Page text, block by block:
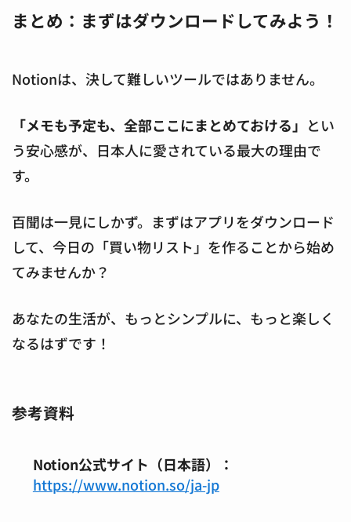
まとめ：まずはダウンロードしてみよう！
Notionは、決して難しいツールではありません。
「メモも予定も、全部ここにまとめておける」 とい
う安心感が、日本人に愛されている最大の理由で
す。
百聞は一見にしかず。まずはアプリをダウンロード
して、今日の「買い物リスト」を作ることから始め
てみませんか？
あなたの生活が、もっとシンプルに、もっと楽しく
なるはずです！
参考資料
Notion公式サイト（日本語）：
https://www.notion.so/ja-jp